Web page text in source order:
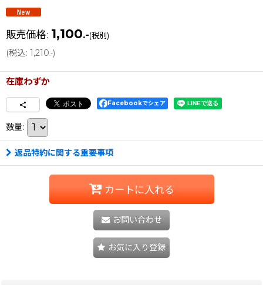
販売価格: 1,100.-(税別)
(税込: 1,210.-)
在庫わずか
Facebookでシェア
数量:
返品特約に関する重要事項
カートに入れる
お問い合わせ
お気に入り登録